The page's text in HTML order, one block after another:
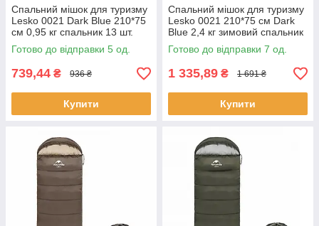
Спальний мішок для туризму
Lesko 0021 Dark Blue 210*75
см 0,95 кг спальник 13 шт.
Готово до відправки 5 од.
739,44 ₴ 936 ₴
Купити
Спальний мішок для туризму
Lesko 0021 210*75 см Dark
Blue 2,4 кг зимовий спальник
10 шт.
Готово до відправки 7 од.
1 335,89 ₴ 1 691 ₴
Купити